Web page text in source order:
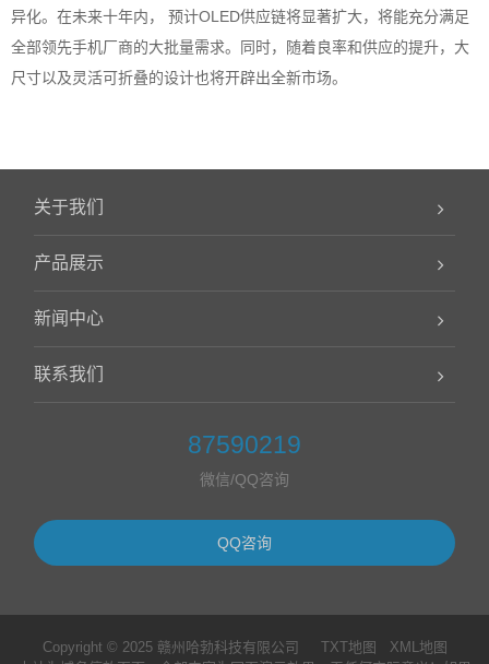
异化。在未来十年内， 预计OLED供应链将显著扩大，将能充分满足
全部领先手机厂商的大批量需求。同时，随着良率和供应的提升，大
尺寸以及灵活可折叠的设计也将开辟出全新市场。
关于我们
产品展示
新闻中心
联系我们
87590219
微信/QQ咨询
QQ咨询
Copyright © 2025 赣州哈勃科技有限公司 TXT地图
XML地图